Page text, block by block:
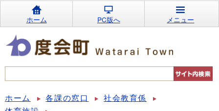
ホーム PC版へ メニュー
ホーム 各課の窓口
社会教育係